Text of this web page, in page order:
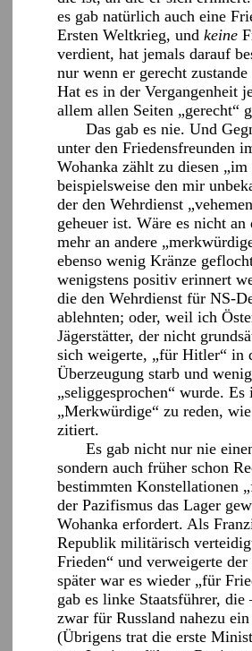
es gab natürlich auch eine
Ersten Weltkrieg, und keine
verdient, hat jemals darauf
nur wenn er gerecht
Hat es in der Vergangenheit
allem allen Seiten „gerecht“
Das gab es nie. Und
unter den Friedensfreunden
Wohanka zählt zu diesen
beispielsweise den mir
der den Wehrdienst
geheuer ist. Wäre es nicht
mehr an andere
ebenso wenig Kränze
wenigstens positiv erinnert
die den Wehrdienst für NS-
ablehnten; oder, weil ich
Jägerstätter, der nicht
sich weigerte, „für Hitler“ in
Überzeugung starb und
„seliggesprochen“ wurde.
„Merkwürdige“ zu reden,
zitiert.
Es gab nicht nur nie
sondern auch früher schon
bestimmten Konstellationen
der Pazifismus das Lager
Wohanka erfordert. Als
Republik militärisch
Frieden“ und verweigerte
später war es wieder „für
gab es linke Staatsführer,
zwar für Russland nahezu
(Übrigens trat die erste